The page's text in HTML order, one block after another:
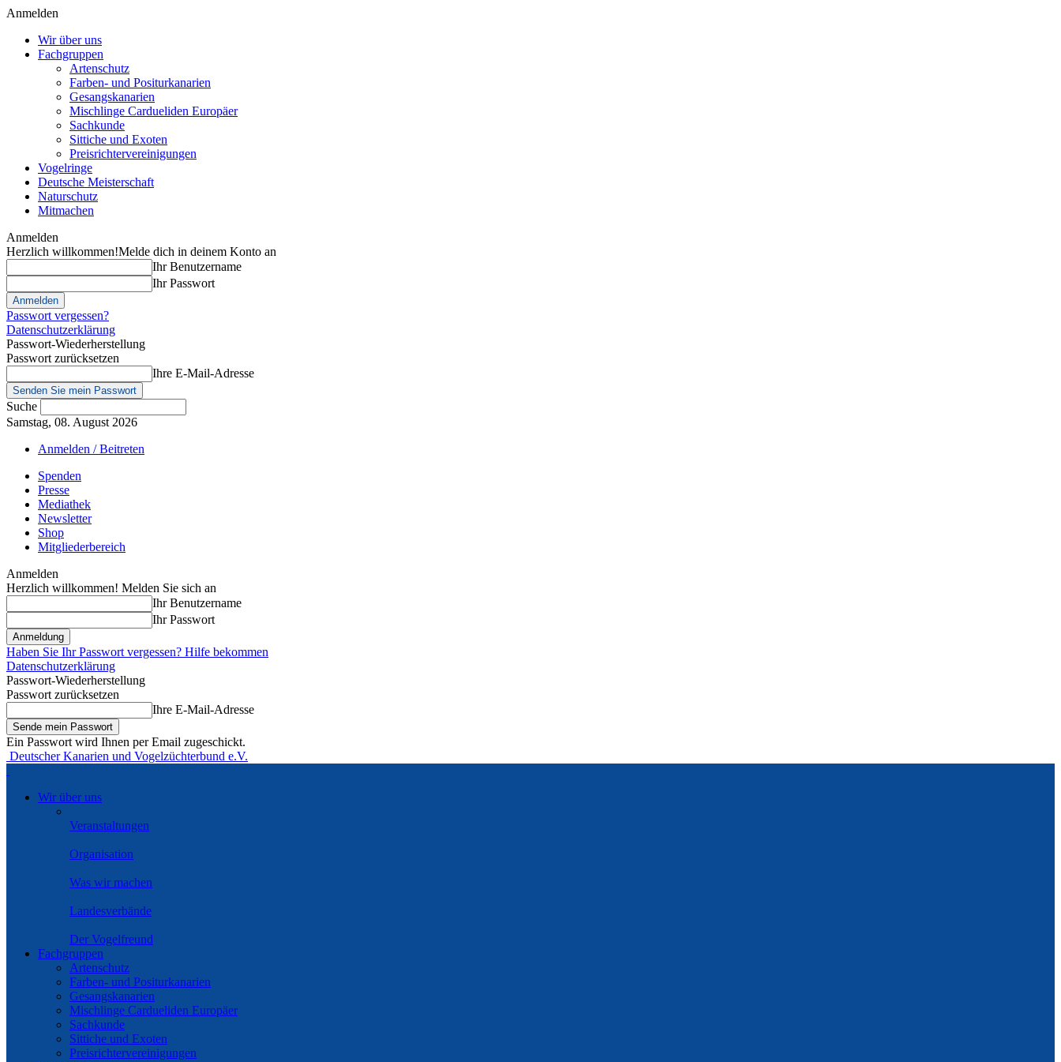
Anmelden
Wir über uns
Fachgruppen
Artenschutz
Farben- und Positurkanarien
Gesangskanarien
Mischlinge Cardueliden Europäer
Sachkunde
Sittiche und Exoten
Preisrichtervereinigungen
Vogelringe
Deutsche Meisterschaft
Naturschutz
Mitmachen
Anmelden
Herzlich willkommen!Melde dich in deinem Konto an
Ihr Benutzername
Ihr Passwort
Passwort vergessen?
Datenschutzerklärung
Passwort-Wiederherstellung
Passwort zurücksetzen
Ihre E-Mail-Adresse
Suche
Samstag, 08. August 2026
Anmelden / Beitreten
Spenden
Presse
Mediathek
Newsletter
Shop
Mitgliederbereich
Anmelden
Herzlich willkommen! Melden Sie sich an
Ihr Benutzername
Ihr Passwort
Haben Sie Ihr Passwort vergessen? Hilfe bekommen
Datenschutzerklärung
Passwort-Wiederherstellung
Passwort zurücksetzen
Ihre E-Mail-Adresse
Ein Passwort wird Ihnen per Email zugeschickt.
Deutscher Kanarien und Vogelzüchterbund e.V.
Wir über uns
Veranstaltungen
Organisation
Was wir machen
Landesverbände
Der Vogelfreund
Fachgruppen
Artenschutz
Farben- und Positurkanarien
Gesangskanarien
Mischlinge Cardueliden Europäer
Sachkunde
Sittiche und Exoten
Preisrichtervereinigungen